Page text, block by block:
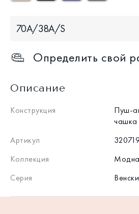
70A/38A/S
Определить свой
Описание
Конструкция
Пуш-
чашка
Артикул
320719
Коллекция
Серия